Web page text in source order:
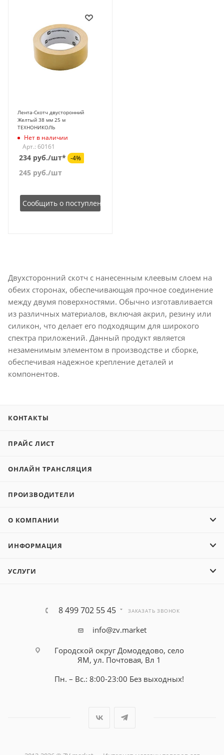
Лента-Скотч двусторонний
Желтый 38 мм 25 м
ТЕХНОНИКОЛЬ
Нет в наличии
Арт.: 60161
234 руб./шт* -4%
245 руб./шт
Сообщить о поступлении
Двухсторонний скотч с нанесенным клеевым слоем на
обеих сторонах, обеспечивающая прочное соединение
между двумя поверхностями. Обычно изготавливается
из различных материалов, включая акрил, резину или
силикон, что делает его подходящим для широкого
спектра приложений. Данный продукт является
незаменимым элементом в производстве и сборке,
обеспечивая надежное крепление деталей и
компонентов.
КОНТАКТЫ
ПРАЙС ЛИСТ
ОНЛАЙН ТРАНСЛЯЦИЯ
ПРОИЗВОДИТЕЛИ
О КОМПАНИИ
ИНФОРМАЦИЯ
УСЛУГИ
8 499 702 55 45 ЗАКАЗАТЬ ЗВОНОК
info@zv.market
Городской округ Домодедово, село
ЯМ, ул. Почтовая, Вл 1
Пн. – Вс.: 8:00-23:00 Без выходных!